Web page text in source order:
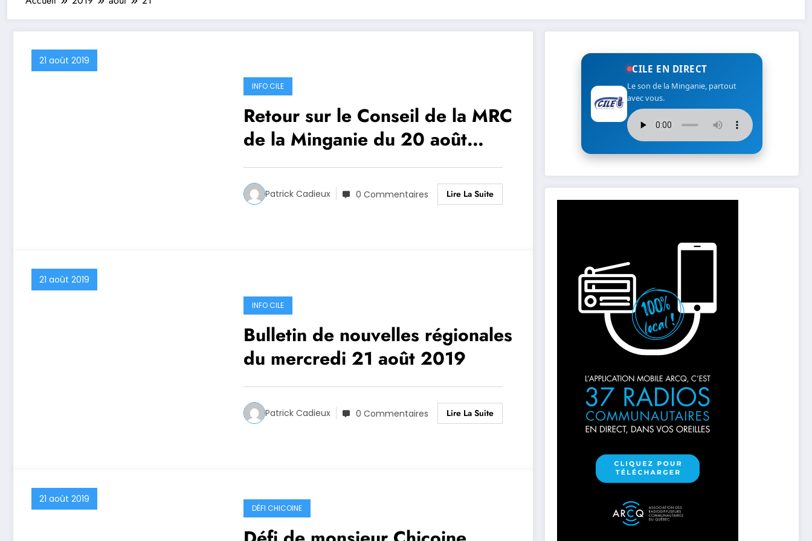
21 août 2019
INFO CILE
Retour sur le Conseil de la MRC
de la Minganie du 20 août
2019
Patrick Cadieux 0 Commentaires Lire La Suite
21 août 2019
INFO CILE
Bulletin de nouvelles régionales
du mercredi 21 août 2019
Patrick Cadieux 0 Commentaires Lire La Suite
21 août 2019
DÉFI CHICOINE
CILE EN DIRECT
Le son de la Minganie, partout
avec vous.